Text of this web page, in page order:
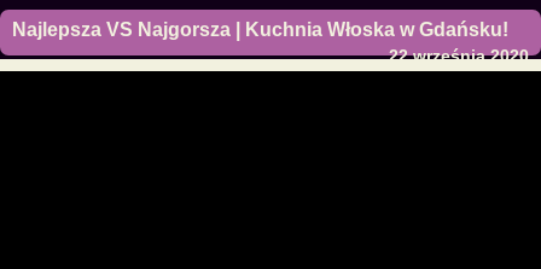
Najlepsza VS Najgorsza | Kuchnia Włoska w Gdańsku!
22 września 2020